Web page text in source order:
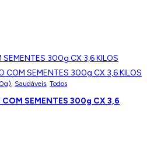
, Saudáveis, Todos
COM SEMENTES 300g CX 3,6